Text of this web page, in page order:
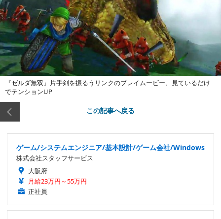
『ゼルダ無双』片手剣を振るうリンクのプレイムービー、見ているだけ
でテンションUP
この記事へ戻る
ゲーム/システムエンジニア/基本設計/ゲーム会社/Windows
株式会社スタッフサービス
大阪府
月給23万円～55万円
正社員